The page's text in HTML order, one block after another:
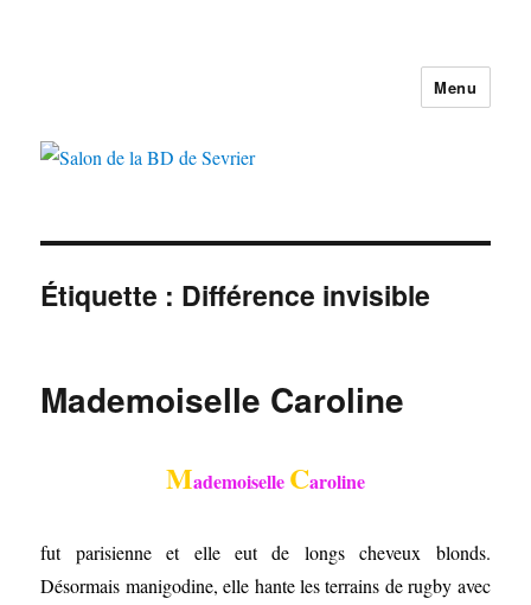
Menu
Étiquette : Différence invisible
Mademoiselle Caroline
Mademoiselle Caroline
fut parisienne et elle eut de longs cheveux blonds.
Désormais manigodine, elle hante les terrains de rugby avec